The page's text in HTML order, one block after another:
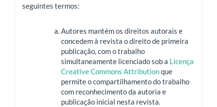
seguintes termos:
Autores mantém os direitos autorais e
concedem à revista o direito de primeira
publicação, com o trabalho
simultaneamente licenciado sob a Licença
Creative Commons Attributionque
permite o compartilhamento do trabalho
com reconhecimento da autoria e
publicação inicial nesta revista.